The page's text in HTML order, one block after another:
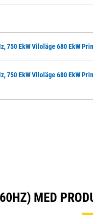
750 EkW Viloläge 680 EkW
750 EkW Viloläge 680 EkW
MED